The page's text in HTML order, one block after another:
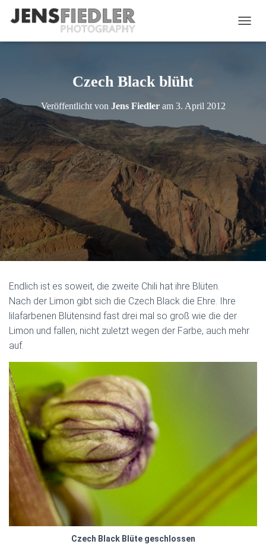
A
U
M
S
C
H
A
T
E
N
Czech Black blüht
Veröffentlicht von Jens Fiedleram 3. April 2012
Endlich ist es soweit, die zweite Chili hat ihre Blüten.
Nach der Limon gibt sich die Czech Black die Ehre. Ihre
lilafarbenen Blütensind fast drei mal so groß wie die der
Limon und fallen, nicht zuletzt wegen der Farbe, auch mehr
auf.
Czech Black Blüte geschlossen